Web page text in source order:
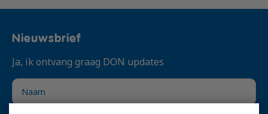
Nieuwsbrief
Ja, ik ontvang graag DON updates